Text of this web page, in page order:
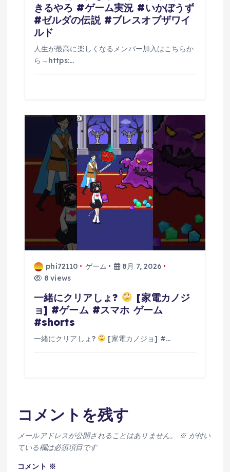
きるやろ #ゲーム実況 #いかぼうず
#ゼルダの伝説 #ブレスオブザワイ
ルド
人生が最高に楽しくなるメンバー加入はこちらか
ら→https:…
phi72110 ゲーム
8月 7, 2026
8 views
一緒にクリアしょ?
[家電カノジ
ョ] #ゲーム #スマホ ゲーム
#shorts
一緒にクリアしょ? [家電カノジョ] #…
コメントを残す
メールアドレスが公開されることはありません。 ※が付い
ている欄は必須項目です
コメント ※